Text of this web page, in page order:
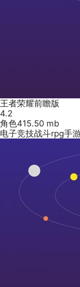
王者荣耀前瞻版
4.2
角色415.50 mb
电子竞技战斗rpg手